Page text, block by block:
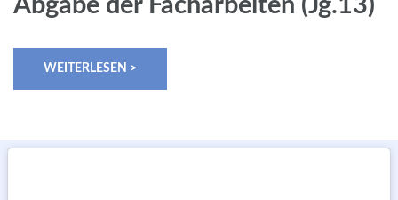
Abgabe der Facharbeiten (Jg.13)
WEITERLESEN >